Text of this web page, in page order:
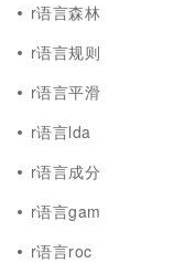
r语言森林
r语言规则
r语言平滑
r语言lda
r语言成分
r语言gam
r语言roc